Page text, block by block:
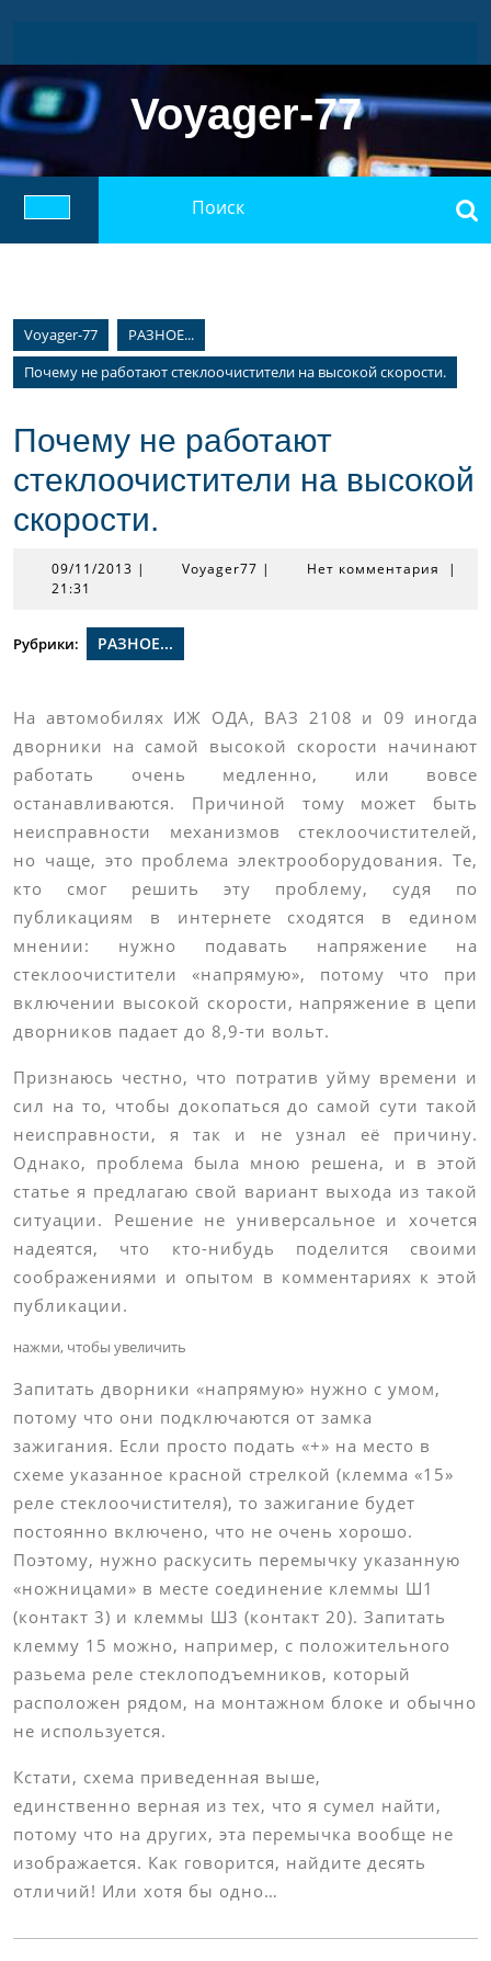
Voyager-77
Кнопка
Voyager-77
РАЗНОЕ...
Почему не работают стеклоочистители на высокой скорости.
Почему не работают
стеклоочистители на высокой
скорости.
09/11/2013 09/11/2013
| Voyager77 Voyager77
| Нет комментария
|
21:31
Рубрики: РАЗНОЕ...
На автомобилях ИЖ ОДА, ВАЗ 2108 и 09 иногда
дворники на самой высокой скорости начинают
работать очень медленно, или вовсе
останавливаются. Причиной тому может быть
неисправности механизмов стеклоочистителей,
но чаще, это проблема электрооборудования. Те,
кто смог решить эту проблему, судя по
публикациям в интернете сходятся в едином
мнении: нужно подавать напряжение на
стеклоочистители «напрямую», потому что при
включении высокой скорости, напряжение в цепи
дворников падает до 8,9-ти вольт.
Признаюсь честно, что потратив уйму времени и
сил на то, чтобы докопаться до самой сути такой
неисправности, я так и не узнал её причину.
Однако, проблема была мною решена, и в этой
статье я предлагаю свой вариант выхода из такой
ситуации. Решение не универсальное и хочется
надеятся, что кто-нибудь поделится своими
соображениями и опытом в комментариях к этой
публикации.
нажми, чтобы увеличить
Запитать дворники «напрямую» нужно с умом,
потому что они подключаются от замка
зажигания. Если просто подать «+» на место в
схеме указанное красной стрелкой (клемма «15»
реле стеклоочистителя), то зажигание будет
постоянно включено, что не очень хорошо.
Поэтому, нужно раскусить перемычку указанную
«ножницами» в месте соединение клеммы Ш1
(контакт 3) и клеммы Ш3 (контакт 20). Запитать
клемму 15 можно, например, с положительного
разьема реле стеклоподъемников, который
расположен рядом, на монтажном блоке и обычно
не используется.
Кстати, схема приведенная выше,
единственно верная из тех, что я сумел найти,
потому что на других, эта перемычка вообще не
изображается. Как говорится, найдите десять
отличий! Или хотя бы одно…